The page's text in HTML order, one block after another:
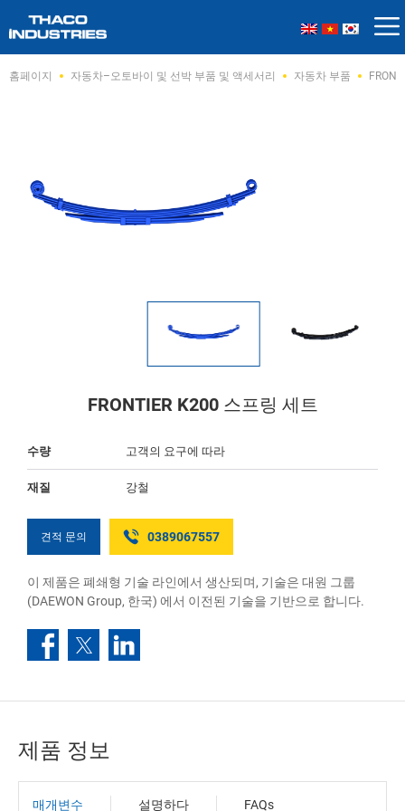
홈페이지 자동차–오토바이 및 선박 부품 및 액세서리 자동차 부품
FRONTIER K200 스프링 세트
수량 고객의 요구에 따라
재질 강철
견적 문의 0389067557
이 제품은 폐쇄형 기술 라인에서 생산되며, 기술은 대원 그룹
(DAEWON Group, 한국) 에서 이전된 기술을 기반으로 합니다.
제품 정보
매개변수 설명하다 FAQs